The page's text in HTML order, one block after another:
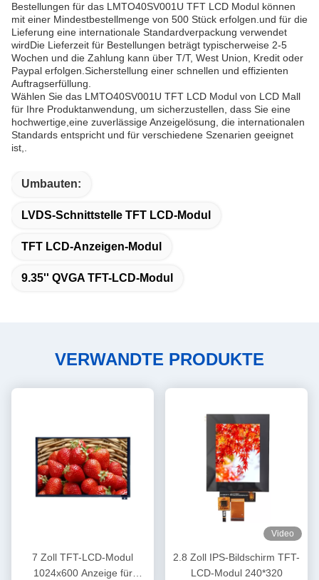
Bestellungen für das LMTO40SV001U TFT LCD Modul können
mit einer Mindestbestellmenge von 500 Stück erfolgen.und für die
Lieferung eine internationale Standardverpackung verwendet
wirdDie Lieferzeit für Bestellungen beträgt typischerweise 2-5
Wochen und die Zahlung kann über T/T, West Union, Kredit oder
Paypal erfolgen.Sicherstellung einer schnellen und effizienten
Auftragserfüllung.
Wählen Sie das LMTO40SV001U TFT LCD Modul von LCD Mall
für Ihre Produktanwendung, um sicherzustellen, dass Sie eine
hochwertige,eine zuverlässige Anzeigelösung, die internationalen
Standards entspricht und für verschiedene Szenarien geeignet
ist,.
Umbauten:
LVDS-Schnittstelle TFT LCD-Modul
TFT LCD-Anzeigen-Modul
9.35'' QVGA TFT-LCD-Modul
VERWANDTE PRODUKTE
7 Zoll TFT-LCD-Modul
1024x600 Anzeige für
Video
2.8 Zoll IPS-Bildschirm TFT-
LCD-Modul 240*320